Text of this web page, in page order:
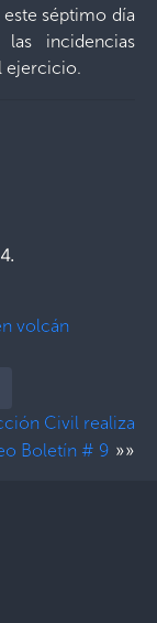
séptimo día
incidencias
ejercicio.
volcán
Civil realiza
Boletín # 9 »»